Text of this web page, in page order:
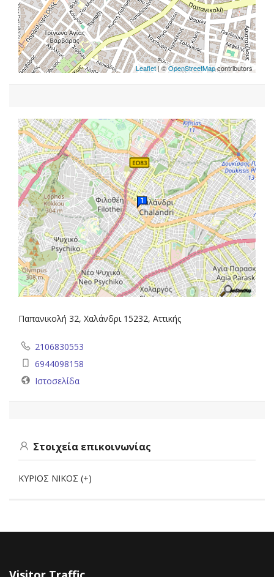
Leaflet| ©OpenStreetMapcontributors
Παπανικολή 32, Χαλάνδρι 15232, Αττικής
2106830553
6944098158
Ιστοσελίδα
Στοιχεία επικοινωνίας
ΚΥΡΙΟΣ ΝΙΚΟΣ (+)